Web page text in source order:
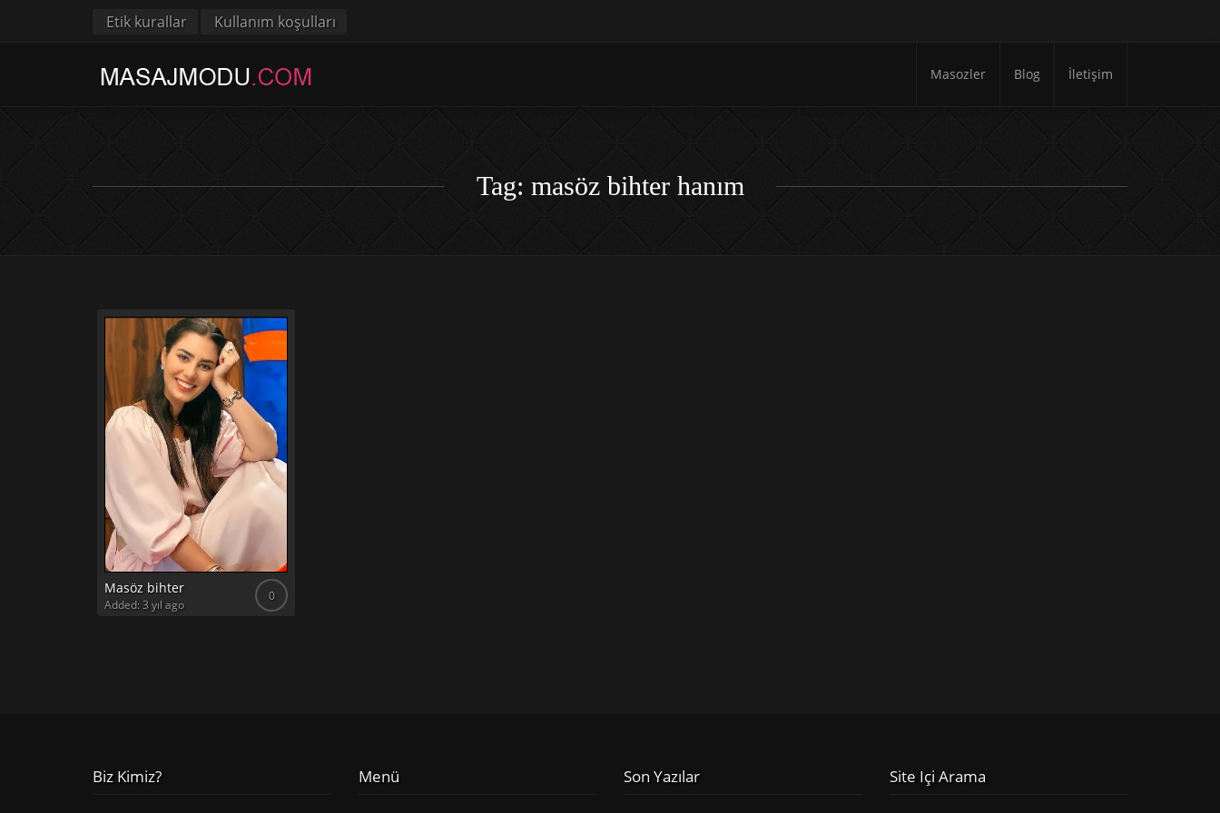
Etik kurallar Kullanım koşulları
Masozler Blog İletişim
Tag: masöz bihter hanım
Masöz bihter 0
Added: 3 yıl ago
Biz Kimiz? Menü Son Yazılar Site Içi Arama